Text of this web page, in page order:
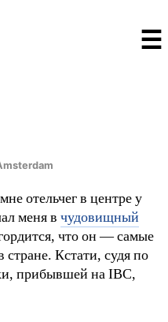
☰
отельчег в центре у
меня в чудовищный
что он — самые
Кстати, судя по
прибывшей на IBC,